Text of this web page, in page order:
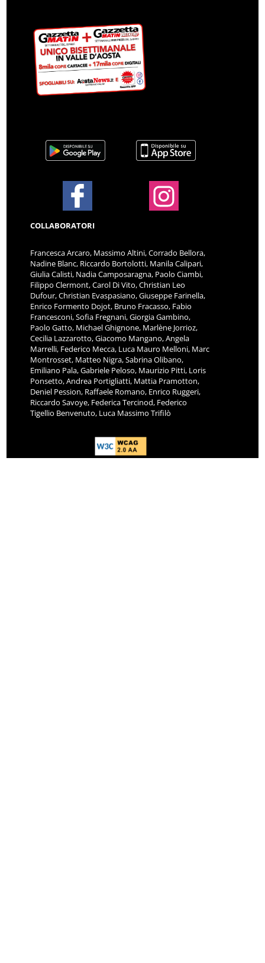
COLLABORATORI
Francesca Arcaro, Massimo Altini, Corrado Bellora,
Nadine Blanc, Riccardo Bortolotti, Manila Calipari,
Giulia Calisti, Nadia Camposaragna, Paolo Ciambi,
Filippo Clermont, Carol Di Vito, Christian Leo
Dufour, Christian Evaspasiano, Giuseppe Farinella,
Enrico Formento Dojot, Bruno Fracasso, Fabio
Francesconi, Sofia Fregnani, Giorgia Gambino,
Paolo Gatto, Michael Ghignone, Marlène Jorrioz,
Cecilia Lazzarotto, Giacomo Mangano, Angela
Marrelli, Federico Mecca, Luca Mauro Melloni, Marc
Montrosset, Matteo Nigra, Sabrina Olibano,
Emiliano Pala, Gabriele Peloso, Maurizio Pitti, Loris
Ponsetto, Andrea Portigliatti, Mattia Pramotton,
Deniel Pession, Raffaele Romano, Enrico Ruggeri,
Riccardo Savoye, Federica Tercinod, Federico
Tigellio Benvenuto, Luca Massimo Trifilò